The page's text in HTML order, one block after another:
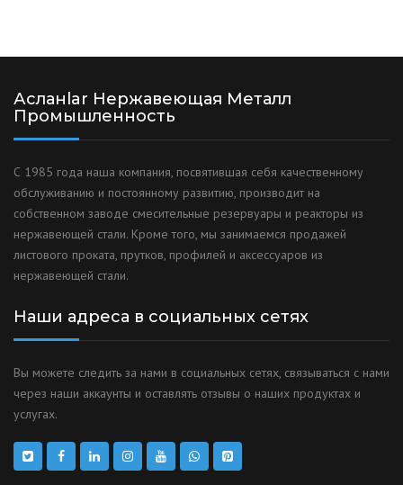
Асланlar Нержавеющая Металл
Промышленность
С 1985 года наша компания, посвятившая себя качественному
обслуживанию и постоянному развитию, производит на
собственном заводе смесительные резервуары и реакторы из
нержавеющей стали. Кроме того, мы занимаемся продажей
листового проката, прутков, профилей и аксессуаров из
нержавеющей стали.
Наши адреса в социальных сетях
Вы можете следить за нами в социальных сетях, связываться с нами
через наши аккаунты и оставлять отзывы о наших продуктах и
услугах.